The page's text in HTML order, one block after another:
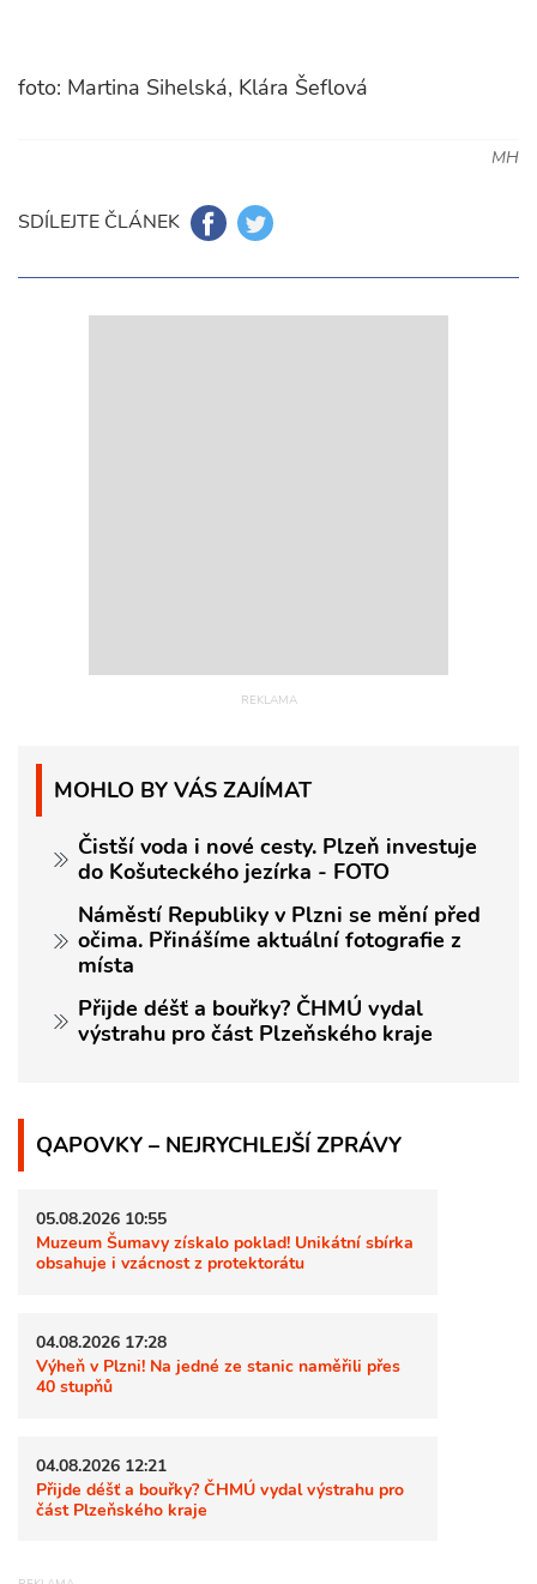
foto: Martina Sihelská, Klára Šeflová
MH
SDÍLEJTE ČLÁNEK
MOHLO BY VÁS ZAJÍMAT
Čistší voda i nové cesty. Plzeň investuje
do Košuteckého jezírka - FOTO
Náměstí Republiky v Plzni se mění před
očima. Přinášíme aktuální fotografie z
místa
Přijde déšť a bouřky? ČHMÚ vydal
výstrahu pro část Plzeňského kraje
QAPOVKY – NEJRYCHLEJŠÍ ZPRÁVY
05.08.2026 10:55
Muzeum Šumavy získalo poklad! Unikátní sbírka
obsahuje i vzácnost z protektorátu
04.08.2026 17:28
Výheň v Plzni! Na jedné ze stanic naměřili přes
40 stupňů
04.08.2026 12:21
Přijde déšť a bouřky? ČHMÚ vydal výstrahu pro
část Plzeňského kraje